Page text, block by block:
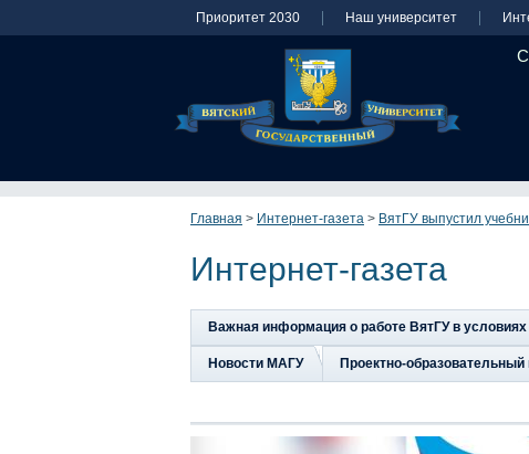
Приоритет 2030 Наш университет
Главная > Интернет-газета > ВятГУ выпустил
Интернет-газета
Важная информация о работе ВятГУ в
Новости МАГУ Проектно-образовательный